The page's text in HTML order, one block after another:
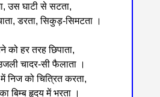
उस घाटी से सटता,
डरता, सिकुड़-सिमटता ।
को हर तरह छिपाता,
चादर-सी फैलाता ।
निज को चित्रित करता,
बिम्ब हृदय में भरता ।